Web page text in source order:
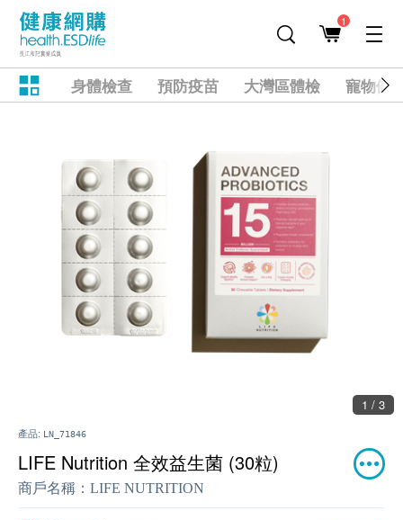
1
身體檢查 預防疫苗 大灣區體檢 寵物健
1 / 3
產品: LN_71846
LIFE Nutrition 全效益生菌 (30粒)
商戶名稱： LIFE NUTRITION